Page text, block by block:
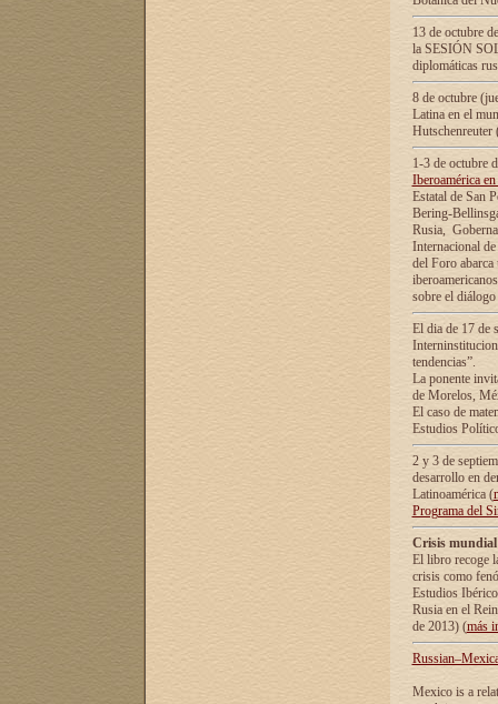
13 de octubre
la SESIÓN
diplomáticas
8 de octubre
Latina en el
1-3 de octubre
Iberoamérica
Estatal de San
Bering-
Rusia,
Internacional
del Foro
sobre el
El dia de 17 de
tendencias”.
La ponente
de Morelos,
El caso de
Estudios
2 y 3 de
desarrollo en
Latinoamérica (
Programa del
Crisis
El libro recoge
crisis como
Estudios
Rusia en el
de 2013) (más
Mexico is a